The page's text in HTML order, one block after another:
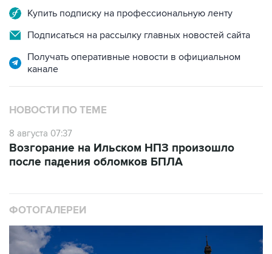
Подписаться на рассылку главных новостей сайта
Получать оперативные новости в официальном
НОВОСТИ ПО ТЕМЕ
8 августа 07:37
после падения обломков БПЛА